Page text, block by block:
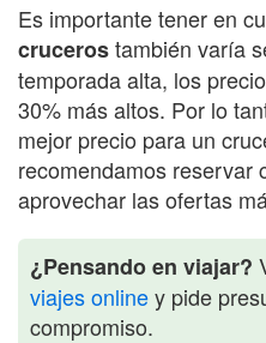
Es importante tener en
crucerostambién varía
temporada alta, los
30% más altos. Por lo
mejor precio para un
recomendamos reservar
aprovechar las ofertas
¿Pensando en viajar?
viajes onliney pide
compromiso.